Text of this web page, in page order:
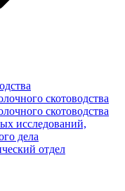
скотоводства
скотоводства
исследований,
дела
отдел